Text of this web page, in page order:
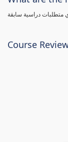
متطلبات دراسية سابقة
Course